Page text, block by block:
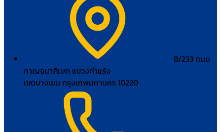
8/233 ถนน
กาญจนาภิเษก แขวงท่าแร้ง
เขตบางเขน กรุงเทพมหานคร 10220